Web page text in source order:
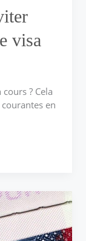
visa
? Cela
en